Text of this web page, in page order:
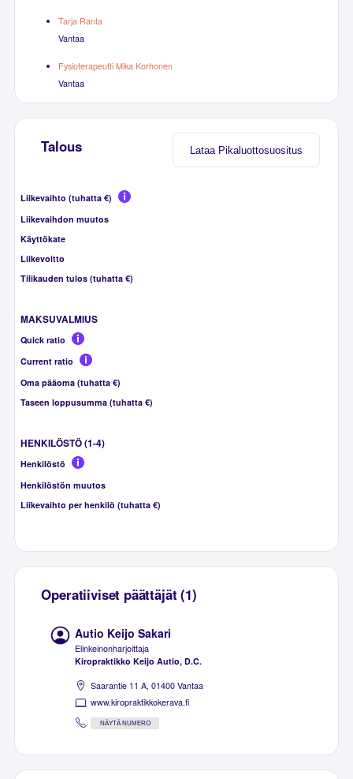
Tarja Ranta
Vantaa
Fysioterapeutti Mika Korhonen
Vantaa
Lataa Pikaluottosuositus
Talous
Liikevaihto (tuhatta €)
Liikevaihdon muutos
Käyttökate
Liikevoitto
Tilikauden tulos (tuhatta €)
MAKSUVALMIUS
Quick ratio
Current ratio
Oma pääoma (tuhatta €)
Taseen loppusumma (tuhatta €)
HENKILÖSTÖ (1-4)
Henkilöstö
Henkilöstön muutos
Liikevaihto per henkilö (tuhatta €)
Operatiiviset päättäjät (1)
Autio Keijo Sakari
Elinkeinonharjoittaja
Kiropraktikko Keijo Autio, D.C.
Saarantie 11 A, 01400 Vantaa
www.kiropraktikkokerava.fi
NÄYTÄ NUMERO